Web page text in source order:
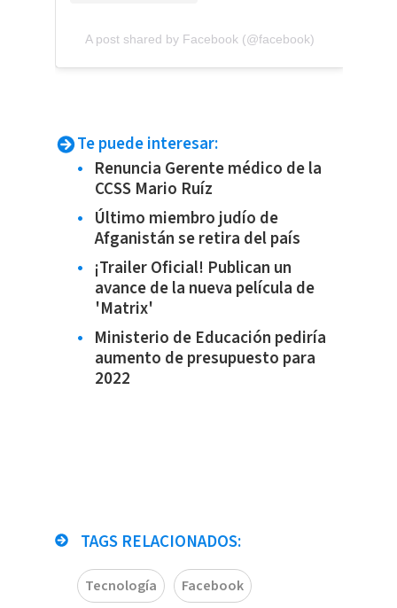
A post shared by Facebook (@facebook)
Te puede interesar:
Renuncia Gerente médico de la
CCSS Mario Ruíz
Último miembro judío de
Afganistán se retira del país
¡Trailer Oficial! Publican un
avance de la nueva película de
'Matrix'
Ministerio de Educación pediría
aumento de presupuesto para
2022
TAGS RELACIONADOS:
Tecnología Facebook